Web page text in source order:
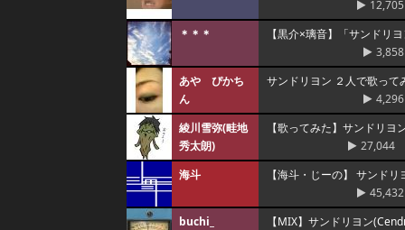
12,705
＊＊＊
【黒介×璃音】「サンド
3,858
あや ぴかち
ん
サンドリヨン ２人で
4,296
綾川雪弥(畦地
秀太朗)
【歌ってみた】サンドリ
27,044
海斗
【海斗・じーの】 サンド
45,432
buchi_
【MIX】サンドリヨン